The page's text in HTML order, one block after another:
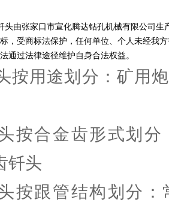
头由张家口市宣化腾达钻孔机械有限公司生
，受商标法保护，任何单位、个人未经我
通过法律途径维护自身合法权益。
按用途划分：矿用
按合金齿形式划
钎头
按跟管结构划分